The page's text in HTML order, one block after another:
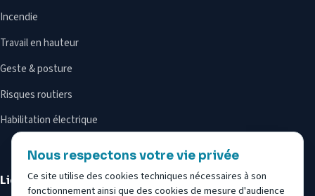
Incendie
Travail en hauteur
Geste & posture
Risques routiers
Habilitation électrique
Liens utiles
Nous respectons votre vie privée
Ce site utilise des cookies techniques nécessaires à son
fonctionnement ainsi que des cookies de mesure d'audience